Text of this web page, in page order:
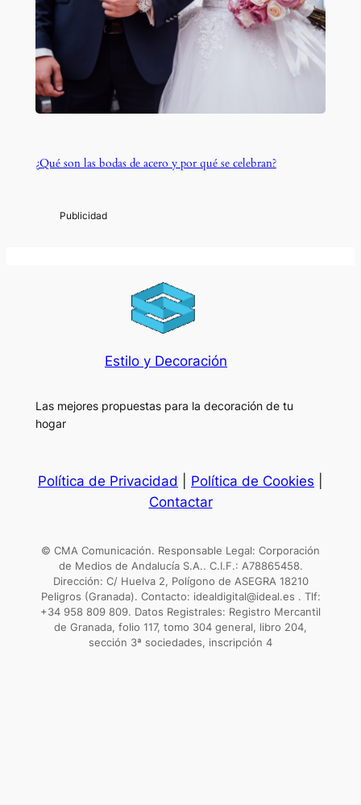
¿Qué son las bodas de acero y por qué se celebran?
Estilo y Decoración
Las mejores propuestas para la decoración de tu
hogar
Política de Privacidad Política de Cookies
Contactar
© CMA Comunicación. Responsable Legal: Corporación
de Medios de Andalucía S.A.. C.I.F.: A78865458.
Dirección: C/ Huelva 2, Polígono de ASEGRA 18210
Peligros (Granada). Contacto: idealdigital@ideal.es . Tlf:
+34 958 809 809. Datos Registrales: Registro Mercantil
de Granada, folio 117, tomo 304 general, libro 204,
sección 3ª sociedades, inscripción 4